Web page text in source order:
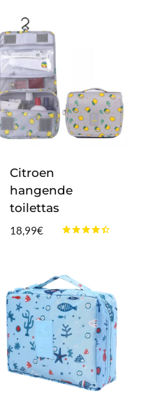
Citroen
hangende
toilettas
18,99€